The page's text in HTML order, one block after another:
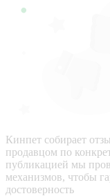
Кинпет собирает
продавцом по
публикацией мы
механизмов, чтобы
достоверность